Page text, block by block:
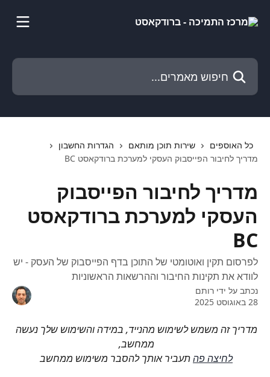
חיפוש מאמרים...
כל האוספים שירות תוכן מותאם
הגדרות החשבון
מדריך לחיבור הפייסבוק העסקי למערכת ברודקאסט BC
מדריך לחיבור הפייסבוק
העסקי למערכת ברודקאסט
BC
לפרסום תקין ואוטומטי של התוכן בדף הפייסבוק של העסק - יש
לוודא את תקינות החיבור וההרשאות הראשוניות
נכתב על ידי רותם
28 באוגוסט 2025
מדריך זה משמש לשימוש מהנייד, במידה והשימוש שלך נעשה
ממחשב,
לחיצה פה תעביר אותך להסבר משימוש ממחשב